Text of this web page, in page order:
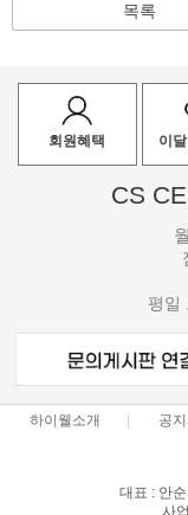
목록
회원혜택 이
CS
평일
하이웰소개 공
대표 : 안
사